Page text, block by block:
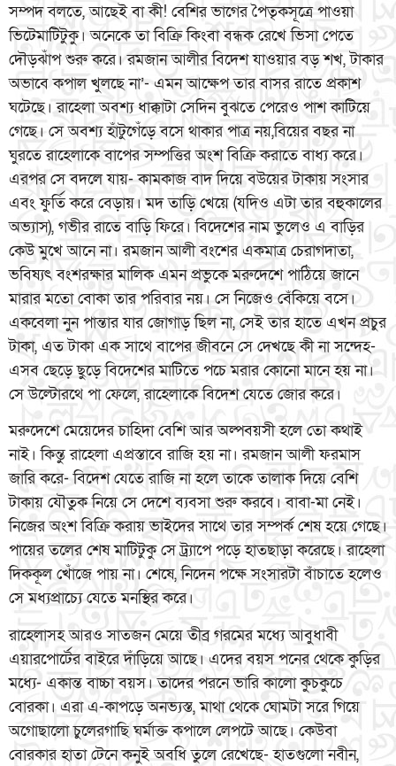
সম্পদ বলতে, আছেই বা কী! বেশির ভাগের পৈতৃকসূত্রে পাওয়া
ভিটেমাটিটুকু। অনেকে তা বিক্রি কিংবা বন্ধক রেখে ভিসা পেতে
দৌড়ঝাঁপ শুরু করে। রমজান আলীর বিদেশ যাওয়ার বড় শখ, টাকার
অভাবে কপাল খুলছে না’- এমন আক্ষেপ তার বাসর রাতে প্রকাশ
ঘটেছে। রাহেলা অবশ্য ধাক্কাটা সেদিন বুঝতে পেরেও পাশ কাটিয়ে
গেছে। সে অবশ্য হাঁটুগেঁড়ে বসে থাকার পাত্র নয়,বিয়ের বছর না
ঘুরতে রাহেলাকে বাপের সম্পত্তির অংশ বিক্রি করাতে বাধ্য করে।
এরপর সে বদলে যায়- কামকাজ বাদ দিয়ে বউয়ের টাকায় সংসার
এবং ফুর্তি করে বেড়ায়। মদ তাড়ি খেয়ে (যদিও এটা তার বহুকালের
অভ্যাস), গভীর রাতে বাড়ি ফিরে। বিদেশের নাম ভুলেও এ বাড়ির
কেউ মুখে আনে না। রমজান আলী বংশের একমাত্র চেরাগদাতা,
ভবিষ্যৎ বংশরক্ষার মালিক এমন প্রভুকে মরুদেশে পাঠিয়ে জানে
মারার মতো বোকা তার পরিবার নয়। সে নিজেও বেঁকিয়ে বসে।
একবেলা নুন পান্তার যার জোগাড় ছিল না, সেই তার হাতে এখন প্রচুর
টাকা, এত টাকা এক সাথে বাপের জীবনে সে দেখছে কী না সন্দেহ-
এসব ছেড়ে ছুড়ে বিদেশের মাটিতে পচে মরার কোনো মানে হয় না।
সে উল্টোরথে পা ফেলে, রাহেলাকে বিদেশ যেতে জোর করে।
মরুদেশে মেয়েদের চাহিদা বেশি আর অল্পবয়সী হলে তো কথাই
নাই। কিন্তু রাহেলা এপ্রস্তাবে রাজি হয় না। রমজান আলী ফরমাস
জারি করে- বিদেশ যেতে রাজি না হলে তাকে তালাক দিয়ে বেশি
টাকায় যৌতুক নিয়ে সে দেশে ব্যবসা শুরু করবে। বাবা-মা নেই।
নিজের অংশ বিক্রি করায় ভাইদের সাথে তার সম্পর্ক শেষ হয়ে গেছে।
পায়ের তলের শেষ মাটিটুকু সে ট্র্যাপে পড়ে হাতছাড়া করেছে। রাহেলা
দিককূল খোঁজে পায় না। শেষে, নিদেন পক্ষে সংসারটা বাঁচাতে হলেও
সে মধ্যপ্রাচ্যে যেতে মনস্থির করে।
রাহেলাসহ আরও সাতজন মেয়ে তীব্র গরমের মধ্যে আবুধাবী
এয়ারপোর্টের বাইরে দাঁড়িয়ে আছে। এদের বয়স পনের থেকে কুড়ির
মধ্যে- একান্ত বাচ্চা বয়স। তাদের পরনে ভারি কালো কুচকুচে
বোরকা। এরা এ-কাপড়ে অনভ্যস্ত, মাথা থেকে ঘোমটা সরে গিয়ে
অগোছালো চুলেরগাছি ঘর্মাক্ত কপালে লেপটে আছে। কেউবা
বোরকার হাতা টেনে কনুই অবধি তুলে রেখেছে- হাতগুলো নবীন,